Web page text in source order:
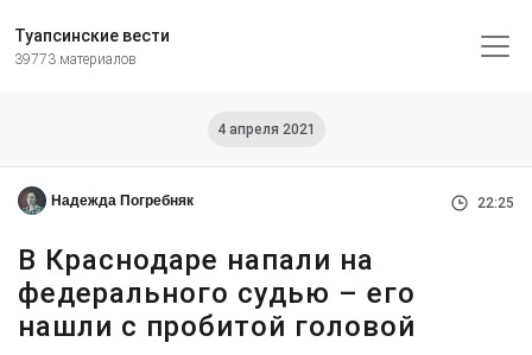
Туапсинские вести
39773 материалов
4 апреля 2021
Надежда Погребняк 22:25
В Краснодаре напали на
федерального судью – его
нашли с пробитой головой